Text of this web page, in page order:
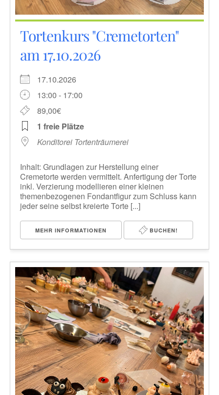
Tortenkurs "Cremetorten"
am 17.10.2026
17.10.2026
13:00 - 17:00
89,00€
1 freie Plätze
Konditorei Tortenträumerei
Inhalt: Grundlagen zur Herstellung einer
Cremetorte werden vermittelt. Anfertigung der Torte
inkl. Verzierung modellieren einer kleinen
themenbezogenen Fondantfigur zum Schluss kann
jeder seine selbst kreierte Torte [...]
MEHR INFORMATIONEN BUCHEN!